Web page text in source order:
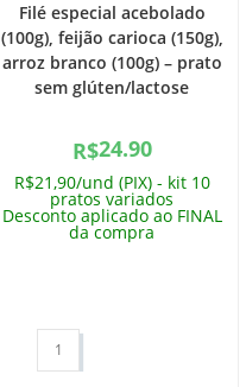
Filé especial acebolado
(100g), feijão carioca (150g),
arroz branco (100g) – prato
sem glúten/lactose
R$24.90
R$21,90/und (PIX) - kit 10
pratos variados
Desconto aplicado ao FINAL
da compra